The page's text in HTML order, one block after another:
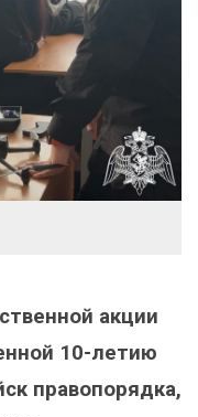
акции
10-летию
правопорядка,